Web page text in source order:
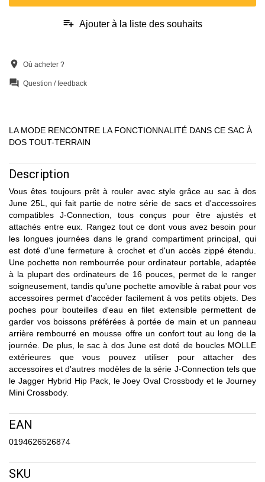
playlist_add Ajouter à la liste des souhaits
location_on Où acheter ?
question_answer Question / feedback
LA MODE RENCONTRE LA FONCTIONNALITÉ DANS CE SAC À
DOS TOUT-TERRAIN
Description
Vous êtes toujours prêt à rouler avec style grâce au sac à dos
June 25L, qui fait partie de notre série de sacs et d'accessoires
compatibles J-Connection, tous conçus pour être ajustés et
attachés entre eux. Rangez tout ce dont vous avez besoin pour
les longues journées dans le grand compartiment principal, qui
est doté d'une fermeture à crochet et d'un accès zippé étendu.
Une pochette non rembourrée pour ordinateur portable, adaptée
à la plupart des ordinateurs de 16 pouces, permet de le ranger
soigneusement, tandis qu'une pochette amovible à rabat pour vos
accessoires permet d'accéder facilement à vos petits objets. Des
poches pour bouteilles d'eau en filet extensible permettent de
garder vos boissons préférées à portée de main et un panneau
arrière rembourré en mousse offre un confort tout au long de la
journée. De plus, le sac à dos June est doté de boucles MOLLE
extérieures que vous pouvez utiliser pour attacher des
accessoires et d'autres modèles de la série J-Connection tels que
le Jagger Hybrid Hip Pack, le Joey Oval Crossbody et le Journey
Mini Crossbody.
EAN
0194626526874
SKU